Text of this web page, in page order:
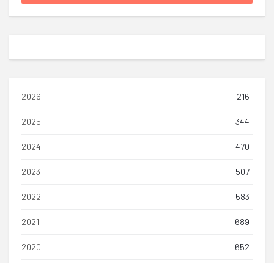
2026 216
2025 344
2024 470
2023 507
2022 583
2021 689
2020 652